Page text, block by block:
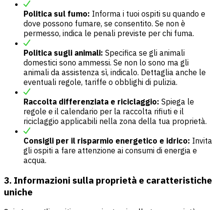
Politica sul fumo: Informa i tuoi ospiti su quando e
dove possono fumare, se consentito. Se non è
permesso, indica le penali previste per chi fuma.
Politica sugli animali: Specifica se gli animali
domestici sono ammessi. Se non lo sono ma gli
animali da assistenza sì, indicalo. Dettaglia anche le
eventuali regole, tariffe o obblighi di pulizia.
Raccolta differenziata e riciclaggio: Spiega le
regole e il calendario per la raccolta rifiuti e il
riciclaggio applicabili nella zona della tua proprietà.
Consigli per il risparmio energetico e idrico: Invita
gli ospiti a fare attenzione ai consumi di energia e
acqua.
3. Informazioni sulla proprietà e caratteristiche
uniche